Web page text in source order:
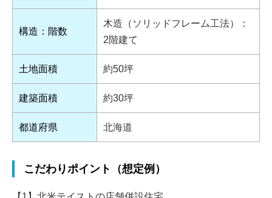
構造：階数
木造（ソリッドフレーム工法）：
2階建て
土地面積 約50坪
建築面積 約30坪
都道府県 北海道
こだわりポイント（想定例）